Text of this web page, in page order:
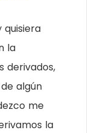
quisiera
la
derivados,
algún
me
la